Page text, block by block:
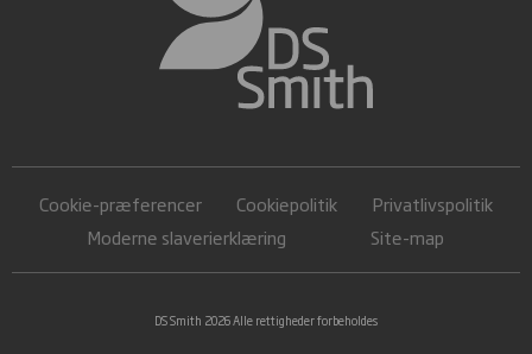
Cookie-præferencer Cookiepolitik
Privatlivspolitik
Moderne slaverierklæring
Site-map
DS Smith 2026 Alle rettigheder forbeholdes